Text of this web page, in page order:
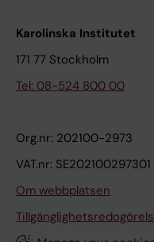
Karolinska Institutet
171 77 Stockholm
Tel: 08-524 800 00
Org.nr: 202100-2973
VAT.nr: SE202100297301
Om webbplatsen